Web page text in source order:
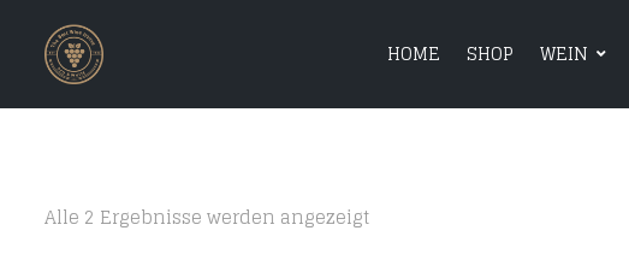
HOME SHOP WEIN
Alle 2 Ergebnisse werden angezeigt